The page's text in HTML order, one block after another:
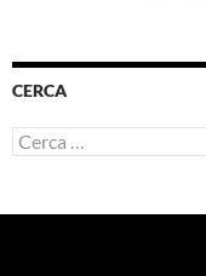
CERCA
Ricerca
per: